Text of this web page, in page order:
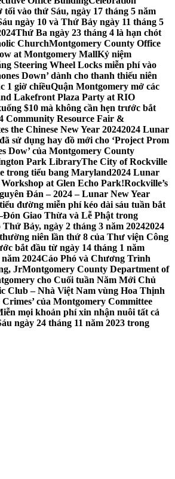
vào thứ Sáu, ngày 17 tháng 5 năm
ngày 10 và Thứ Bảy ngày 11 tháng 5
Thứ Ba ngày 23 tháng 4 là hạn chót
ChurchMontgomery County Office
at Montgomery MallKỷ niệm
Steering Wheel Locks miễn phí vào
Down’ dành cho thanh thiếu niên
1 giờ chiềuQuận Montgomery mở các
Lakefront Plaza Party at RIO
$10 mà không cần hẹn trước bắt
Community Resource Fair &
the Chinese New Year 20242024 Lunar
sử dụng hay đồ mới cho ‘Project Prom
Dow’ của Montgomery County
Park LibraryThe City of Rockville
trong tiểu bang Maryland2024 Lunar
at Glen Echo Park!Rockville’s
Đán – 2024 – Lunar New Year
đường miễn phí kéo dài sáu tuần bắt
Đón Giao Thừa và Lễ Phật trong
Bảy, ngày 2 tháng 3 năm 20242024
niên lần thứ 8 của Thư viện Công
bắt đầu từ ngày 14 tháng 1 năm
2024Cáo Phó và Chương Trình
JrMontgomery County Department of
cho Cuối tuần Năm Mới Chủ
Club – Nhà Việt Nam vùng Hoa Thịnh
của Montgomery Committee
mọi khoản phí xin nhận nuôi tất cả
ngày 24 tháng 11 năm 2023 trong